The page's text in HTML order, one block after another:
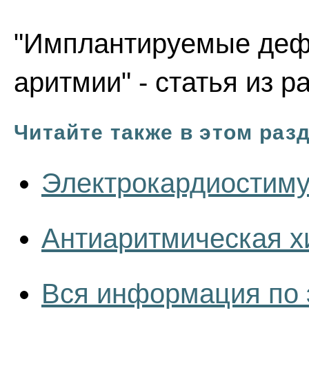
"Имплантируемые
аритмии" - статья из
Читайте также в этом
Антиаритмическая
Вся информация по